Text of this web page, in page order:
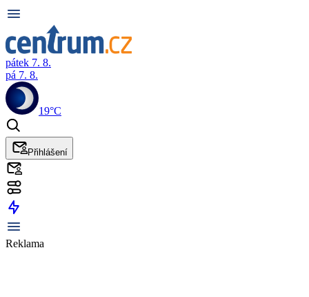
pátek 7. 8.
pá 7. 8.
19°C
Přihlášení
Reklama